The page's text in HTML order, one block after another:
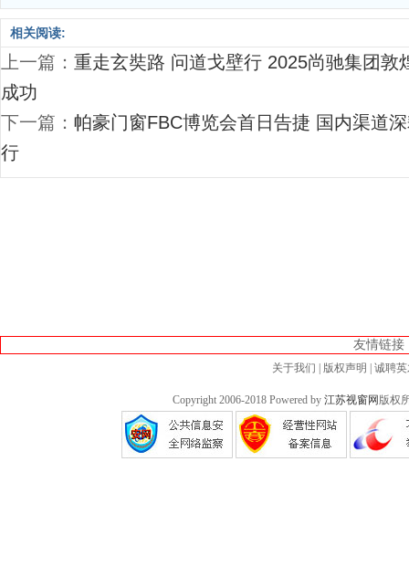
相关阅读:
上一篇： 重走玄奘路 问道戈壁行 2025尚驰集团敦
成功
下一篇： 帕豪门窗FBC博览会首日告捷 国内渠道
行
友情链
关于我们 版权声明 诚聘
Copyright 2006-2018 Powered by 江苏视窗网 版权